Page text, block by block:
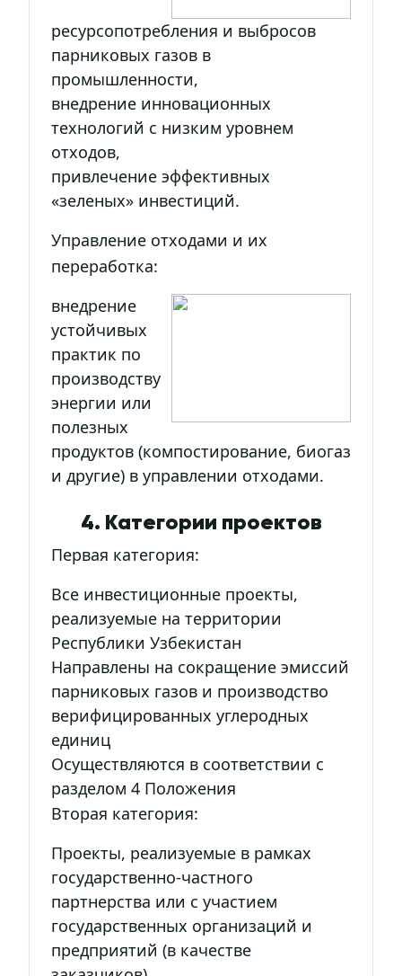
ресурсопотребления и выбросов
парниковых газов в
промышленности,
внедрение инновационных
технологий с низким уровнем
отходов,
привлечение эффективных
«зеленых» инвестиций.
Управление отходами и их
переработка:
внедрение
устойчивых
практик по
производству
энергии или
полезных
продуктов (компостирование, биогаз
и другие) в управлении отходами.
4. Категории проектов
Первая категория:
Все инвестиционные проекты,
реализуемые на территории
Республики Узбекистан
Направлены на сокращение эмиссий
парниковых газов и производство
верифицированных углеродных
единиц
Осуществляются в соответствии с
разделом 4 Положения
Вторая категория:
Проекты, реализуемые в рамках
государственно-частного
партнерства или с участием
государственных организаций и
предприятий (в качестве